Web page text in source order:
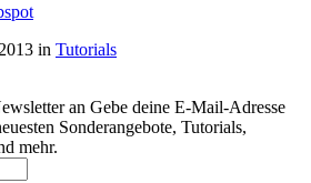
in Tutorials
an Gebe deine E-Mail-Adresse
Sonderangebote, Tutorials,
mehr.